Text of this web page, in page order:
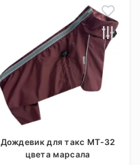
Дождевик для такс MT-32
цвета марсала